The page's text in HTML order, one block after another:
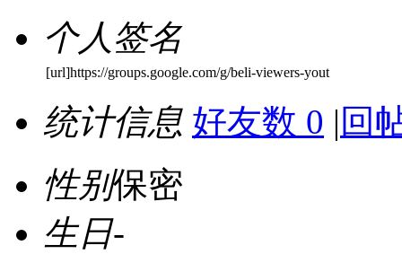
个人签名
[url]https://groups.google.com/g/beli-viewers-yout
统计信息 好友数 0 | 回
性别保密
生日-